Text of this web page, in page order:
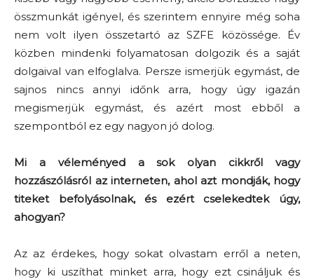
összmunkát igényel, és szerintem ennyire még soha
nem volt ilyen összetartó az SZFE közössége. Év
közben mindenki folyamatosan dolgozik és a saját
dolgaival van elfoglalva. Persze ismerjük egymást, de
sajnos nincs annyi időnk arra, hogy úgy igazán
megismerjük egymást, és azért most ebből a
szempontból ez egy nagyon jó dolog.
Mi a véleményed a sok olyan cikkről vagy
hozzászólásról az interneten, ahol azt mondják, hogy
titeket befolyásolnak, és ezért cselekedtek úgy,
ahogyan?
Az az érdekes, hogy sokat olvastam erről a neten,
hogy ki uszíthat minket arra, hogy ezt csináljuk és